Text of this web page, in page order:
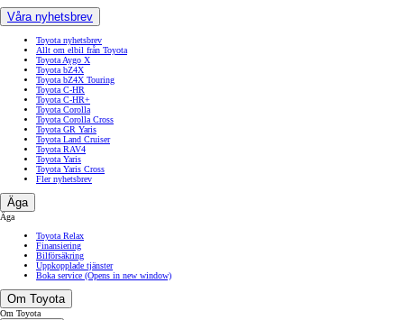
Våra nyhetsbrev
Toyota nyhetsbrev
Allt om elbil från Toyota
Toyota Aygo X
Toyota bZ4X
Toyota bZ4X Touring
Toyota C-HR
Toyota C-HR+
Toyota Corolla
Toyota Corolla Cross
Toyota GR Yaris
Toyota Land Cruiser
Toyota RAV4
Toyota Yaris
Toyota Yaris Cross
Fler nyhetsbrev
Äga
Äga
Toyota Relax
Finansiering
Bilförsäkring
Uppkopplade tjänster
Boka service (Opens in new window)
Om Toyota
Om Toyota